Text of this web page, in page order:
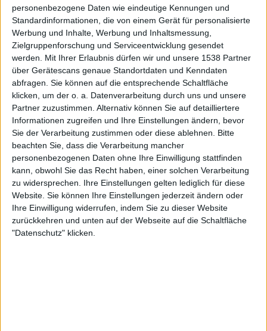
personenbezogene Daten wie eindeutige Kennungen und
Standardinformationen, die von einem Gerät für personalisierte
Werbung und Inhalte, Werbung und Inhaltsmessung,
Zielgruppenforschung und Serviceentwicklung gesendet
werden.
Mit Ihrer Erlaubnis dürfen wir und unsere 1538 Partner
über Gerätescans genaue Standortdaten und Kenndaten
abfragen. Sie können auf die entsprechende Schaltfläche
klicken, um der o. a. Datenverarbeitung durch uns und unsere
Partner zuzustimmen. Alternativ können Sie auf detailliertere
Informationen zugreifen und Ihre Einstellungen ändern, bevor
Sie der Verarbeitung zustimmen oder diese ablehnen.
Bitte
beachten Sie, dass die Verarbeitung mancher
personenbezogenen Daten ohne Ihre Einwilligung stattfinden
kann, obwohl Sie das Recht haben, einer solchen Verarbeitung
zu widersprechen. Ihre Einstellungen gelten lediglich für diese
Website. Sie können Ihre Einstellungen jederzeit ändern oder
Ihre Einwilligung widerrufen, indem Sie zu dieser Website
zurückkehren und unten auf der Webseite auf die Schaltfläche
"Datenschutz" klicken.
spiegelt den Anspruch von HÄLLAS wider: Die Band hat
ihren kauzigen Stil zwischen Fantasy, Space und Rock
gefunden und lebt diesen mit hörbarer Freude aus, alle
Rädchen greifen auf „Isle Of Widsom“ geschmeidig
ineinander.
„Isle Of Wisdom“ setzt ein Ausrufezeichen
Das Label „Retro“ auf „Isle Of Wisdom“ draufzupappen
ist damit sicherlich nicht unangebracht, greift aber
dennoch ein wenig zu kurz. So vermengen HÄLLAS doch
sehr eigen ihre Einflüsse von
WISHBONE ASHüber
SURVIVORbisRUSHund bieten schön viele
Anknüpfungspunkte in die progressiven Sounds der
1970er-Jahre, aber letztlich kochen HÄLLAS doch ihr
eigenes kreatives Süppchen – das sogar vermehrt nach